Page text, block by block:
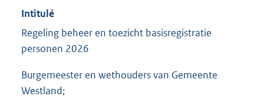
Intitulé
Regeling beheer en toezicht basisregistratie
personen 2026
Burgemeester en wethouders van Gemeente
Westland;